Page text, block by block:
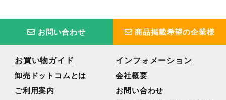
お問い合わせ 商品掲載希望の企業様
お買い物ガイド
卸売ドットコムとは
ご利用案内
インフォメーション
会社概要
お問い合わせ